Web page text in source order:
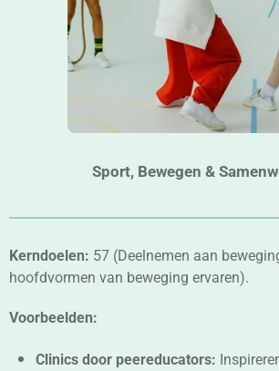
Sport, Bewegen &
Kerndoelen: 57 (Deelnemen aan
hoofdvormen van beweging ervaren).
Voorbeelden:
Clinics door peereducators: